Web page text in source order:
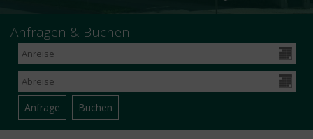
Anfragen & Buchen